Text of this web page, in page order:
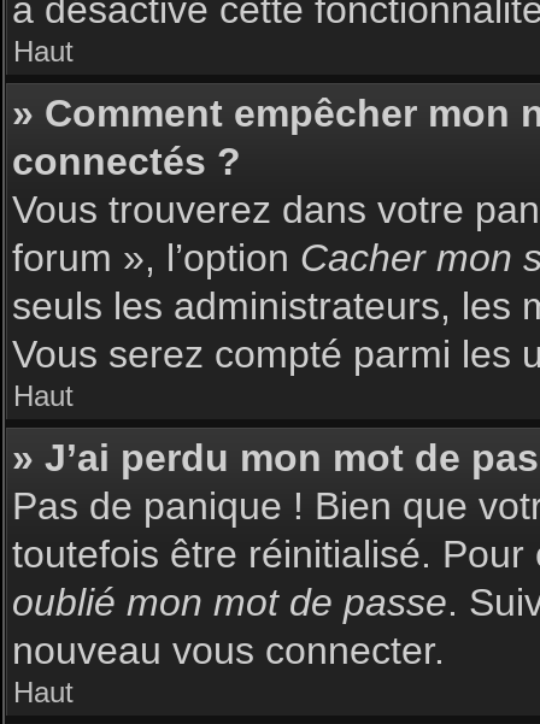
a désactivé cette
Haut
» Comment empêcher mon
connectés ?
Vous trouverez dans votre
forum », l’option Cacher mon
seuls les administrateurs, les
Vous serez compté parmi les
Haut
» J’ai perdu mon mot de
Pas de panique ! Bien que
toutefois être réinitialisé.
oublié mon mot de passe.
nouveau vous connecter.
Haut